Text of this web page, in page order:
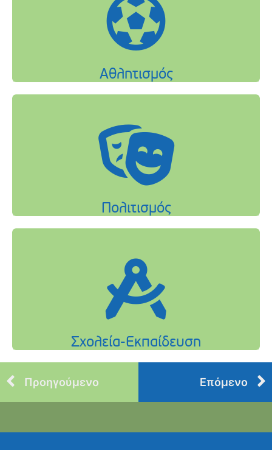
Προηγούμενο Επόμενο